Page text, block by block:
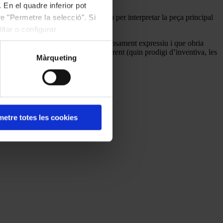
el quadre inferior pot
"Permetre la selecció". Si
o configurar
Màrqueting
totes les cookies
contrabaixista Ander Perrino per interpretar la peça principal
fàcil. Un tocar equilibrat però intensament expressiu i que obria
que aquell Schubert alegre i ocurrent (quin prodigi d’inventiva, les